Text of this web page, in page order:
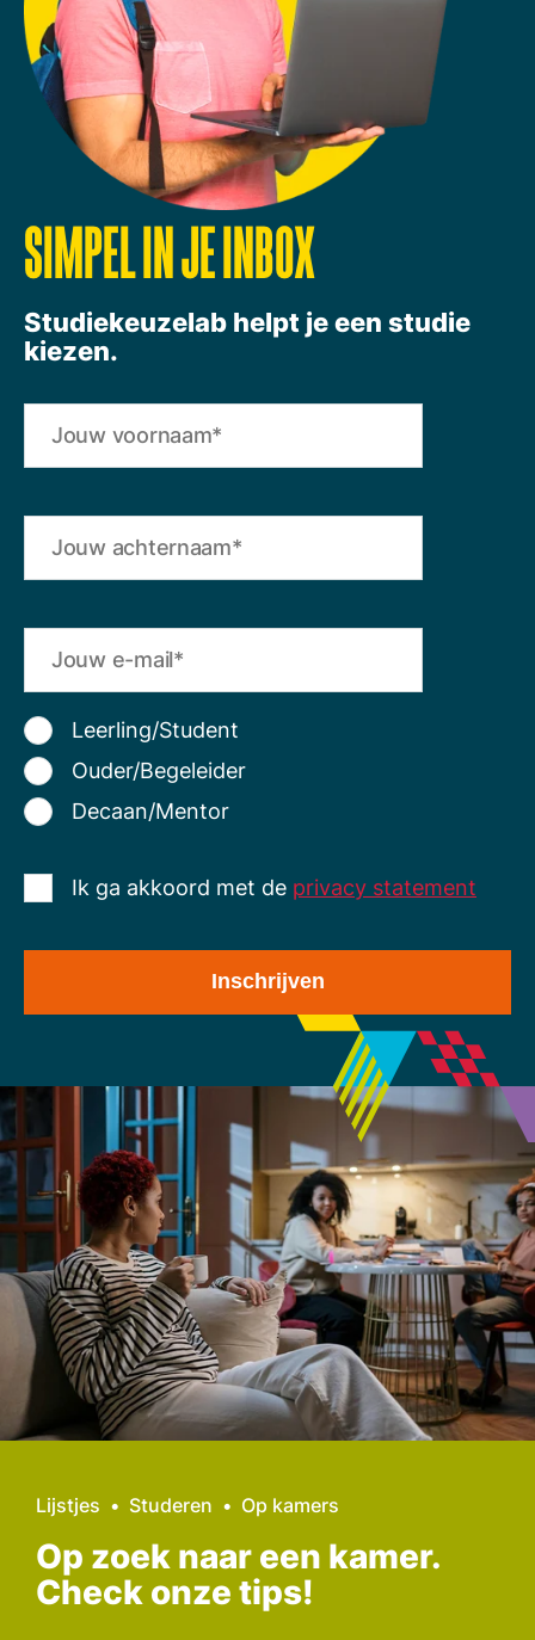
SIMPEL IN JE INBOX
Studiekeuzelab helpt je een studie
kiezen.
Leerling/Student
Ouder/Begeleider
Decaan/Mentor
Ik ga akkoord met de privacy statement
Lijstjes Studeren Op kamers
Op zoek naar een kamer.
Check onze tips!